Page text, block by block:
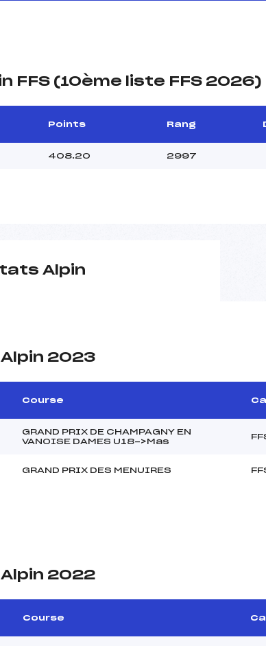
FFS (10ème liste FFS 2026)
Points Rang
408.20 2997
Alpin
2023
Course
GRAND PRIX DE CHAMPAGNY EN
VANOISE DAMES U18->Mas
GRAND PRIX DES MENUIRES
2022
Course